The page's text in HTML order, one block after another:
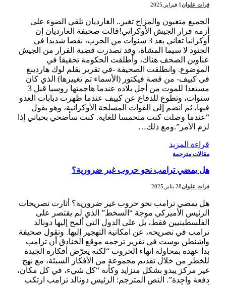
فرات علوان 1 فبراير,2025
الجميع متعبون والمزاج تغير.. الغارديان تلقي الضوء على
أزمة فرار الجيش الأوكراني!قالت صحيفة الغارديان إن
أوكرانيا تعاني بعد 3 سنوات من الحرب، نقصا شديدا في
الجنود لا سيما المشاة، وقد تصدرت قضية الفرار من الجيش
عناوين الصحف هناك، وأطلقت الحكومة تحقيقا في
الموضوع. وانطلقت الصحيفة -في تقرير بقلم لوك هاردينغ
في كييف- من قصة فيكتور (الأسماء تم تغييرها) الذي كان
مستعدا للموت من أجل بلاده عندما هاجمتها روسيا قبل 3
سنوات، وتطوع للدفاع عن كييف عندما ظهرت دبابات العدو
فيها، ثم انضم إلى القوات المسلحة الأوكرانية، وهو يقول
“عندما وصلت كنت متحمسا للغاية. كنت سأضحي بحياتي إذا
لزم الأمر”.ومع ذلك…
قراءة المزيد
مقالات مترجمة
هل يمضي ترامب نحو حروب غير ضرورية؟
فرات علوان28 يناير,2025
هل يمضي ترامب نحو حروب غير ضرورية؟ أثارت تصريحات
الرئيس الأميركي موجة “السخط” الذي لم يقتصر على
الفلسطينيين فقط، بل على الدول التي ألمح إليها دونالد
ترامب في تصريحه، عن امكانية التهجير إليها. وتقول صحيفة
واشنطن بوست في تقرير ترجمه موقع الخنادق أن ترامب
بدأ عهده بمحاولة انهاء الحروب “لكنه يعرّض أفكاره الجيدة
للخطر من خلال تقديم مجموعة من الأفكار السيئة، مع نهج
غير مركز يبدو بشكل متزايد وكأنه “كل شيء، في كل مكان،
دفعة واحدة”. النص المترجم: الرئيس دونالد ترامب ارتكب